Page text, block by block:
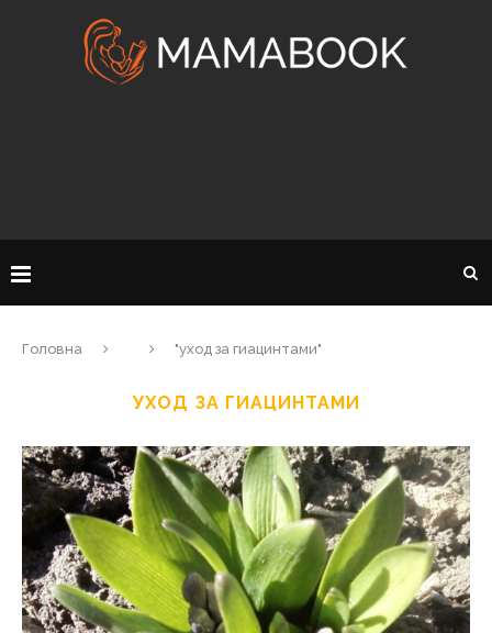
Головна "уход за гиацинтами"
УХОД ЗА ГИАЦИНТАМИ